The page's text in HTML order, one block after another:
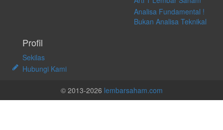
Analisa Fundamental !
Bukan Analisa Teknikal
Profil
Sekilas
Hubungi Kami
© 2013-2026 lembarsaham.com